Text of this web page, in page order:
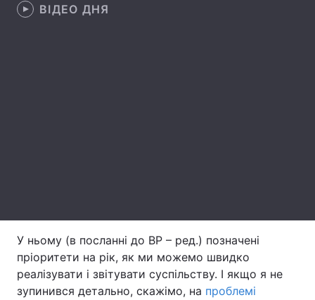
ВІДЕО ДНЯ
У ньому (в посланні до ВР – ред.) позначені
пріоритети на рік, як ми можемо швидко
реалізувати і звітувати суспільству. І якщо я не
зупинився детально, скажімо, на проблемі